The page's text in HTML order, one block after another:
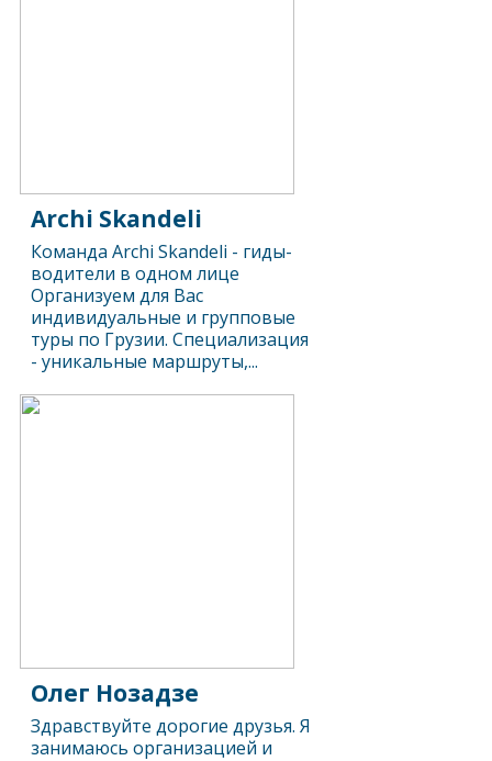
Archi Skandeli
Команда Archi Skandeli - гиды-
водители в одном лице
Организуем для Вас
индивидуальные и групповые
туры по Грузии. Специализация
- уникальные маршруты,...
Олег Нозадзе
Здравствуйте дорогие друзья. Я
занимаюсь организацией и